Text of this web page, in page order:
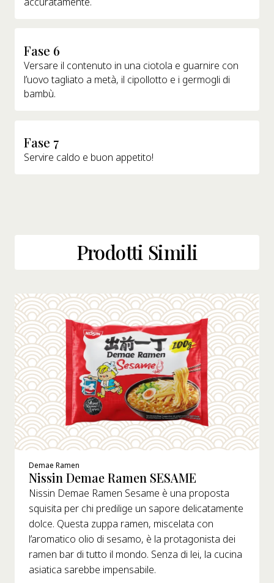
Fase 6
Versare il contenuto in una ciotola e guarnire con
l’uovo tagliato a metà, il cipollotto e i germogli di
bambù.
Fase 7
Servire caldo e buon appetito!
Prodotti Simili
Demae Ramen
Nissin Demae Ramen SESAME
Nissin Demae Ramen Sesame è una proposta
squisita per chi predilige un sapore delicatamente
dolce. Questa zuppa ramen, miscelata con
l’aromatico olio di sesamo, è la protagonista dei
ramen bar di tutto il mondo. Senza di lei, la cucina
asiatica sarebbe impensabile.